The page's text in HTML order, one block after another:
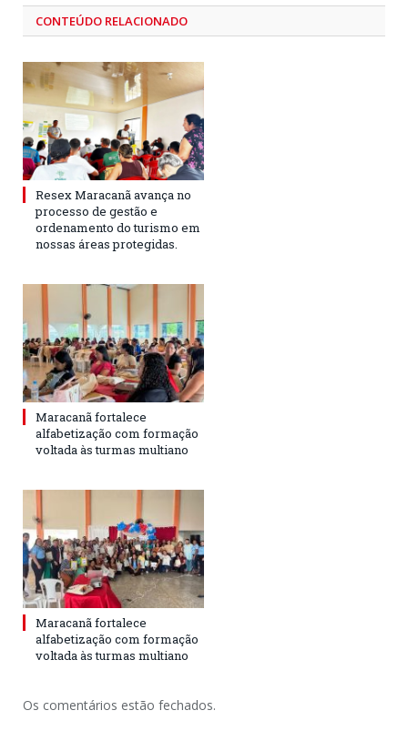
CONTEÚDO RELACIONADO
Resex Maracanã avança no
processo de gestão e
ordenamento do turismo em
nossas áreas protegidas.
Maracanã fortalece
alfabetização com formação
voltada às turmas multiano
Maracanã fortalece
alfabetização com formação
voltada às turmas multiano
Os comentários estão fechados.